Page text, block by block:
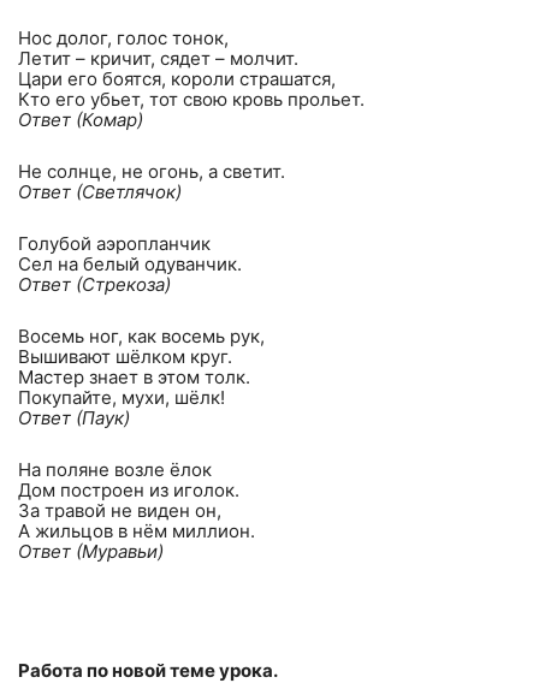
Нос долог, голос тонок,
Летит – кричит, сядет – молчит.
Цари его боятся, короли страшатся,
Кто его убьет, тот свою кровь прольет.
Ответ (Комар)
Не солнце, не огонь, а светит.
Ответ (Светлячок)
Голубой аэропланчик
Сел на белый одуванчик.
Ответ (Стрекоза)
Восемь ног, как восемь рук,
Вышивают шёлком круг.
Мастер знает в этом толк.
Покупайте, мухи, шёлк!
Ответ (Паук)
На поляне возле ёлок
Дом построен из иголок.
За травой не виден он,
А жильцов в нём миллион.
Ответ (Муравьи)
Работа по новой теме урока.